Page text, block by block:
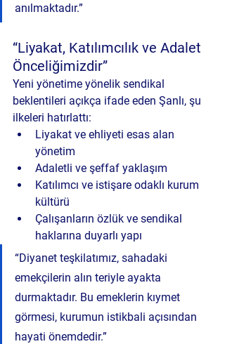
anılmaktadır.”
“Liyakat, Katılımcılık ve Adalet
Önceliğimizdir”
Yeni yönetime yönelik sendikal
beklentileri açıkça ifade eden Şanlı, şu
ilkeleri hatırlattı:
Liyakat ve ehliyeti esas alan
yönetim
Adaletli ve şeffaf yaklaşım
Katılımcı ve istişare odaklı kurum
kültürü
Çalışanların özlük ve sendikal
haklarına duyarlı yapı
“Diyanet teşkilatımız, sahadaki
emekçilerin alın teriyle ayakta
durmaktadır. Bu emeklerin kıymet
görmesi, kurumun istikbali açısından
hayati önemdedir.”